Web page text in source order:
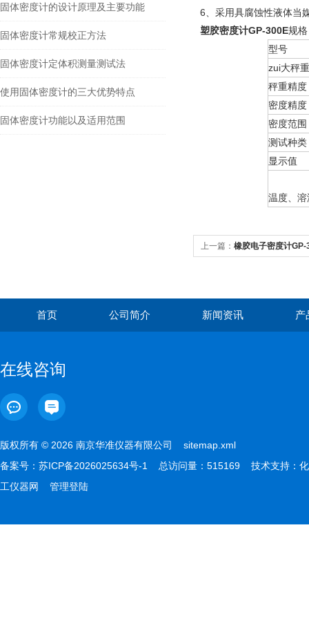
固体密度计的设计原理及主要功能
固体密度计常规校正方法
固体密度计定体积测量测试法
使用固体密度计的三大优势特点
固体密度计功能以及适用范围
6、采用具腐蚀性液体当
塑胶密度计GP-300E规
型号
zui大秤重
秤重精度
密度精度
密度范围
测试种类
显示值
温度、
上一篇： 橡胶电子密度计GP-
首页 公司简介 新闻资讯 产
在线咨询
版权所有 © 2026 南京华准仪器有限公司 sitemap.xml
备案号： 苏ICP备2026025634号-1 总访问量：515169 技术支持： 化
工仪器网
管理登陆